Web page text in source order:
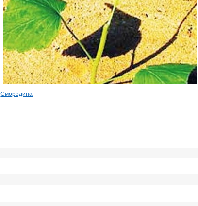
Смородина